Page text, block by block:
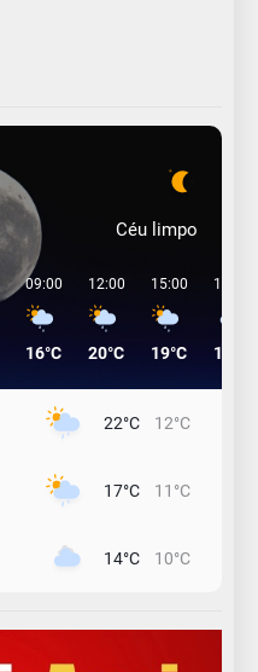
Céu limpo
09:00
16°C
12:00
20°C
15:00
19°C
18:00
17°C
22°C 12°C
17°C 11°C
14°C 10°C
13°C 11°C